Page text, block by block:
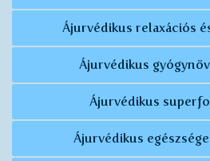
Ájurvédikus relaxációs
Ájurvédikus
Ájurvédikus
Ájurvédikus